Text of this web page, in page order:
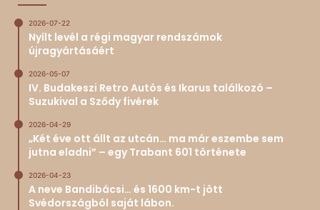
2026-07-22
Nyílt levél a régi magyar rendszámok
újragyártásáért
2026-05-07
IV. Budakeszi Retro Autós és Ikarus találkozó –
Suzukival a Sződy fivérek
2026-04-29
„Két éve ott állt az utcán… ma már eszembe sem
jutna eladni” – egy Trabant 601 története
2026-04-23
A neve Bandibácsi… és 1600 km-t jött
Svédországból saját lábon.